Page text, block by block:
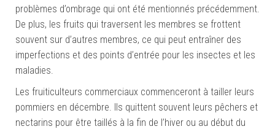
problèmes d’ombrage qui ont été mentionnés précédemment.
De plus, les fruits qui traversent les membres se frottent
souvent sur d’autres membres, ce qui peut entraîner des
imperfections et des points d’entrée pour les insectes et les
maladies.
Les fruiticulteurs commerciaux commenceront à tailler leurs
pommiers en décembre. Ils quittent souvent leurs pêchers et
nectarins pour être taillés à la fin de l’hiver ou au début du